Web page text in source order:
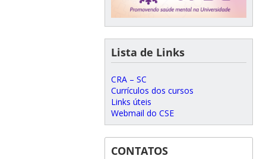
Lista de Links
CRA – SC
Currículos dos cursos
Links úteis
Webmail do CSE
CONTATOS